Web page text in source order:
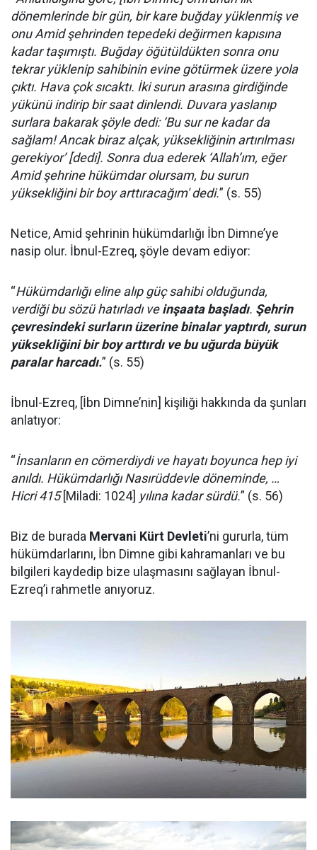
dönemlerinde bir gün, bir kare buğday yüklenmiş ve
onu Amid şehrinden tepedeki değirmen kapısına
kadar taşımıştı. Buğday öğütüldükten sonra onu
tekrar yüklenip sahibinin evine götürmek üzere yola
çıktı. Hava çok sıcaktı. İki surun arasına girdiğinde
yükünü indirip bir saat dinlendi. Duvara yaslanıp
surlara bakarak şöyle dedi: ‘Bu sur ne kadar da
sağlam! Ancak biraz alçak, yüksekliğinin artırılması
gerekiyor’ [dedi]. Sonra dua ederek ‘Allah’ım, eğer
Amid şehrine hükümdar olursam, bu surun
yüksekliğini bir boy arttıracağım' dedi.” (s. 55)
Netice, Amid şehrinin hükümdarlığı İbn Dimne’ye
nasip olur. İbnul-Ezreq, şöyle devam ediyor:
“Hükümdarlığı eline alıp güç sahibi olduğunda,
verdiği bu sözü hatırladı veinşaata başladı. Şehrin
çevresindeki surların üzerine binalar yaptırdı, surun
yüksekliğini bir boy arttırdı ve bu uğurda büyük
paralar harcadı.” (s. 55)
İbnul-Ezreq, [İbn Dimne’nin] kişiliği hakkında da şunları
anlatıyor:
“İnsanların en cömerdiydi ve hayatı boyunca hep iyi
anıldı. Hükümdarlığı Nasırüddevle döneminde, …
Hicri 415[Miladi: 1024] yılına kadar sürdü.” (s. 56)
Biz de burada Mervani Kürt Devleti’ni gururla, tüm
hükümdarlarını, İbn Dimne gibi kahramanları ve bu
bilgileri kaydedip bize ulaşmasını sağlayan İbnul-
Ezreq’i rahmetle anıyoruz.